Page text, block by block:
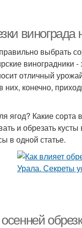
выбрать
виноградники
отличный
них, конечно,
ягод? Какие
и обрезать
в одной статье.